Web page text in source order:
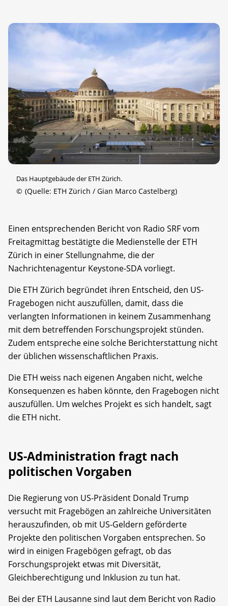
Das Hauptgebäude der ETH Zürich.
© (Quelle: ETH Zürich / Gian Marco Castelberg)
Einen entsprechenden Bericht von Radio SRF vom
Freitagmittag bestätigte die Medienstelle der ETH
Zürich in einer Stellungnahme, die der
Nachrichtenagentur Keystone-SDA vorliegt.
Die ETH Zürich begründet ihren Entscheid, den US-
Fragebogen nicht auszufüllen, damit, dass die
verlangten Informationen in keinem Zusammenhang
mit dem betreffenden Forschungsprojekt stünden.
Zudem entspreche eine solche Berichterstattung nicht
der üblichen wissenschaftlichen Praxis.
Die ETH weiss nach eigenen Angaben nicht, welche
Konsequenzen es haben könnte, den Fragebogen nicht
auszufüllen. Um welches Projekt es sich handelt, sagt
die ETH nicht.
US-Administration fragt nach
politischen Vorgaben
Die Regierung von US-Präsident Donald Trump
versucht mit Fragebögen an zahlreiche Universitäten
herauszufinden, ob mit US-Geldern geförderte
Projekte den politischen Vorgaben entsprechen. So
wird in einigen Fragebögen gefragt, ob das
Forschungsprojekt etwas mit Diversität,
Gleichberechtigung und Inklusion zu tun hat.
Bei der ETH Lausanne sind laut dem Bericht von Radio